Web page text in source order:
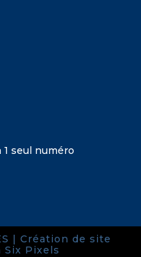
seul numéro
| Création de site
Six Pixels